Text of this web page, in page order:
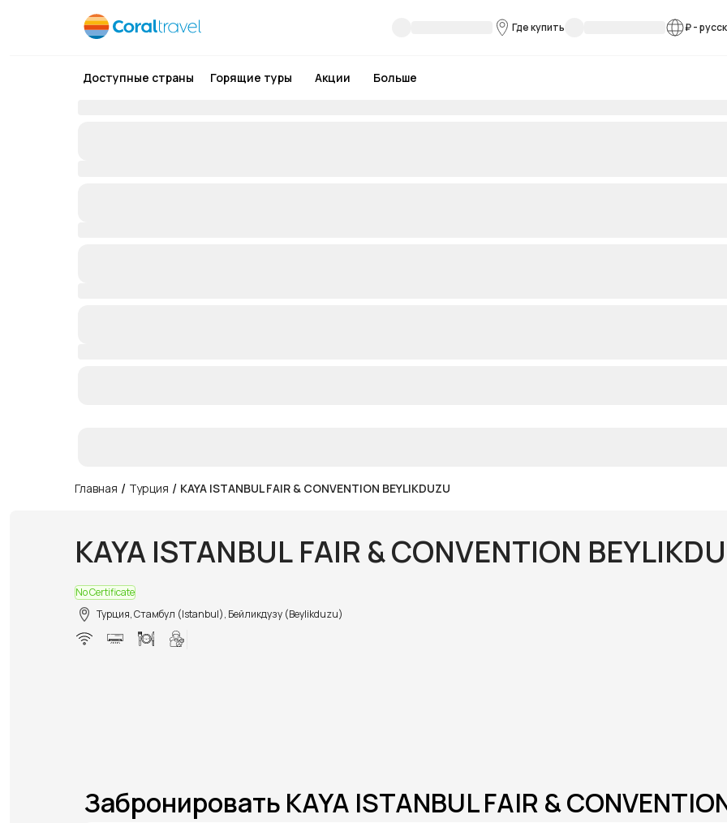
Где купить ₽-
Доступные страны Горящие туры Акции Больше
Главная / Турция / KAYA ISTANBUL FAIR & CONVENTION BEYLIKDUZU
KAYA ISTANBUL FAIR & CONVENTION
No Certificate
Турция, Стамбул (Istanbul), Бейликдузу (Beylikduzu)
Забронировать KAYA ISTANBUL FAIR &